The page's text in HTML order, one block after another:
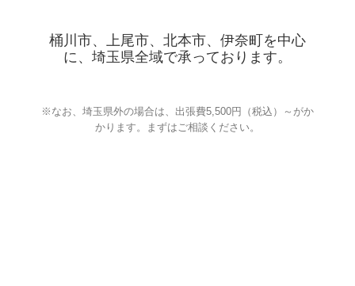
桶川市、上尾市、北本市、伊奈町を中心
に、埼玉県全域で承っております。
上尾市/朝霞市/入間市/寄居町/桶川市/春日
※なお、埼玉県外の場合は、出張費5,500円（税込）～がか
かります。まずはご相談ください。